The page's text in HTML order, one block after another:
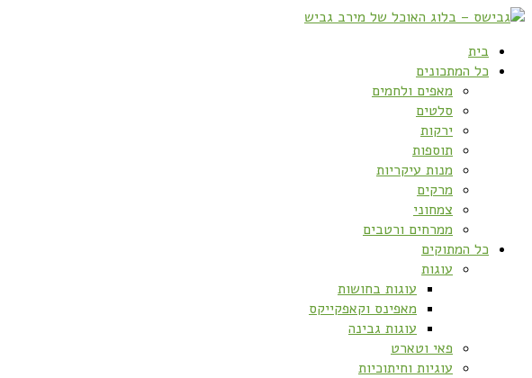
בית
כל המתכונים
מאפים ולחמים
סלטים
ירקות
תוספות
מנות עיקריות
מרקים
צמחוני
ממרחים ורטבים
כל המתוקים
עוגות
עוגות בחושות
מאפינס וקאפקייקס
עוגות גבינה
פאי וטארט
עוגיות וחיתוכיות